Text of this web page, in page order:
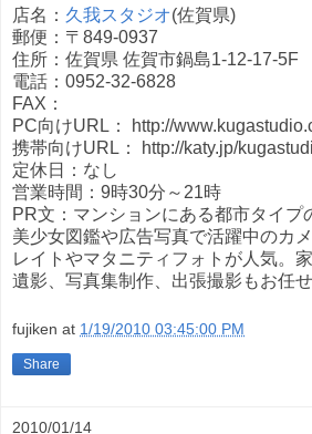
店名： 久我スタジオ(佐賀県)
郵便：〒849-0937
住所：佐賀県 佐賀市鍋島1-12-17-5F
電話：0952-32-6828
FAX：
PC向けURL： http://
携帯向けURL： http://katy.jp/
定休日：なし
営業時間：9時30分～21時
PR文：マンションにある都市タイプ
美少女図鑑や広告写真で活躍中のカ
レイトやマタニティフォトが人気。
遺影、写真集制作、出張撮影もお任
fujiken at 1/19/2010 03:45:00 PM
Share
2010/01/14